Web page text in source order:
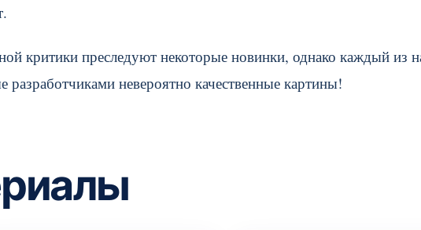
критики преследуют некоторые новинки, однако каждый из
разработчиками невероятно качественные картины!